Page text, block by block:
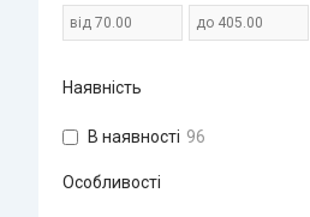
Наявність
В наявності 96
Особливості